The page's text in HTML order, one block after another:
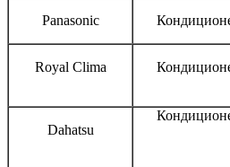
Panasonic
Royal Clima
Dahatsu